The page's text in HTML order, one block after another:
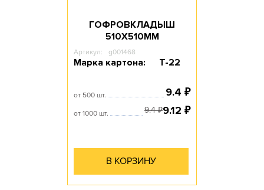
ГОФРОВКЛАДЫШ
510Х510ММ
Артикул: g001468
Марка картона: Т-22
от 500 шт. 9.4 ₽
от 1000 шт. 9.4₽9.12 ₽
В КОРЗИНУ